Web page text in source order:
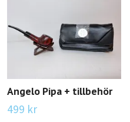
Angelo Pipa + tillbehör
499 kr